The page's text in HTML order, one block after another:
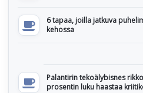
6 tapaa, joilla jatkuva
kehossa
Palantirin tekoälybisnes
prosentin luku haastaa